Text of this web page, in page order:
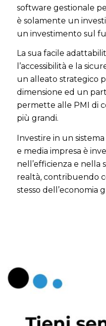
software gestionale
è solamente un
un investimento sul
La sua facile
l’accessibilità e la
un alleato strategico
dimensione ed un
permette alle PMI di
più grandi.
Investire in un
e media impresa è
nell’efficienza e nella
realtà, contribuendo
stesso dell’economia